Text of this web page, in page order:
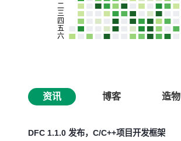
资讯 博客 造物
DFC 1.1.0 发布，C/C++项目开发框架